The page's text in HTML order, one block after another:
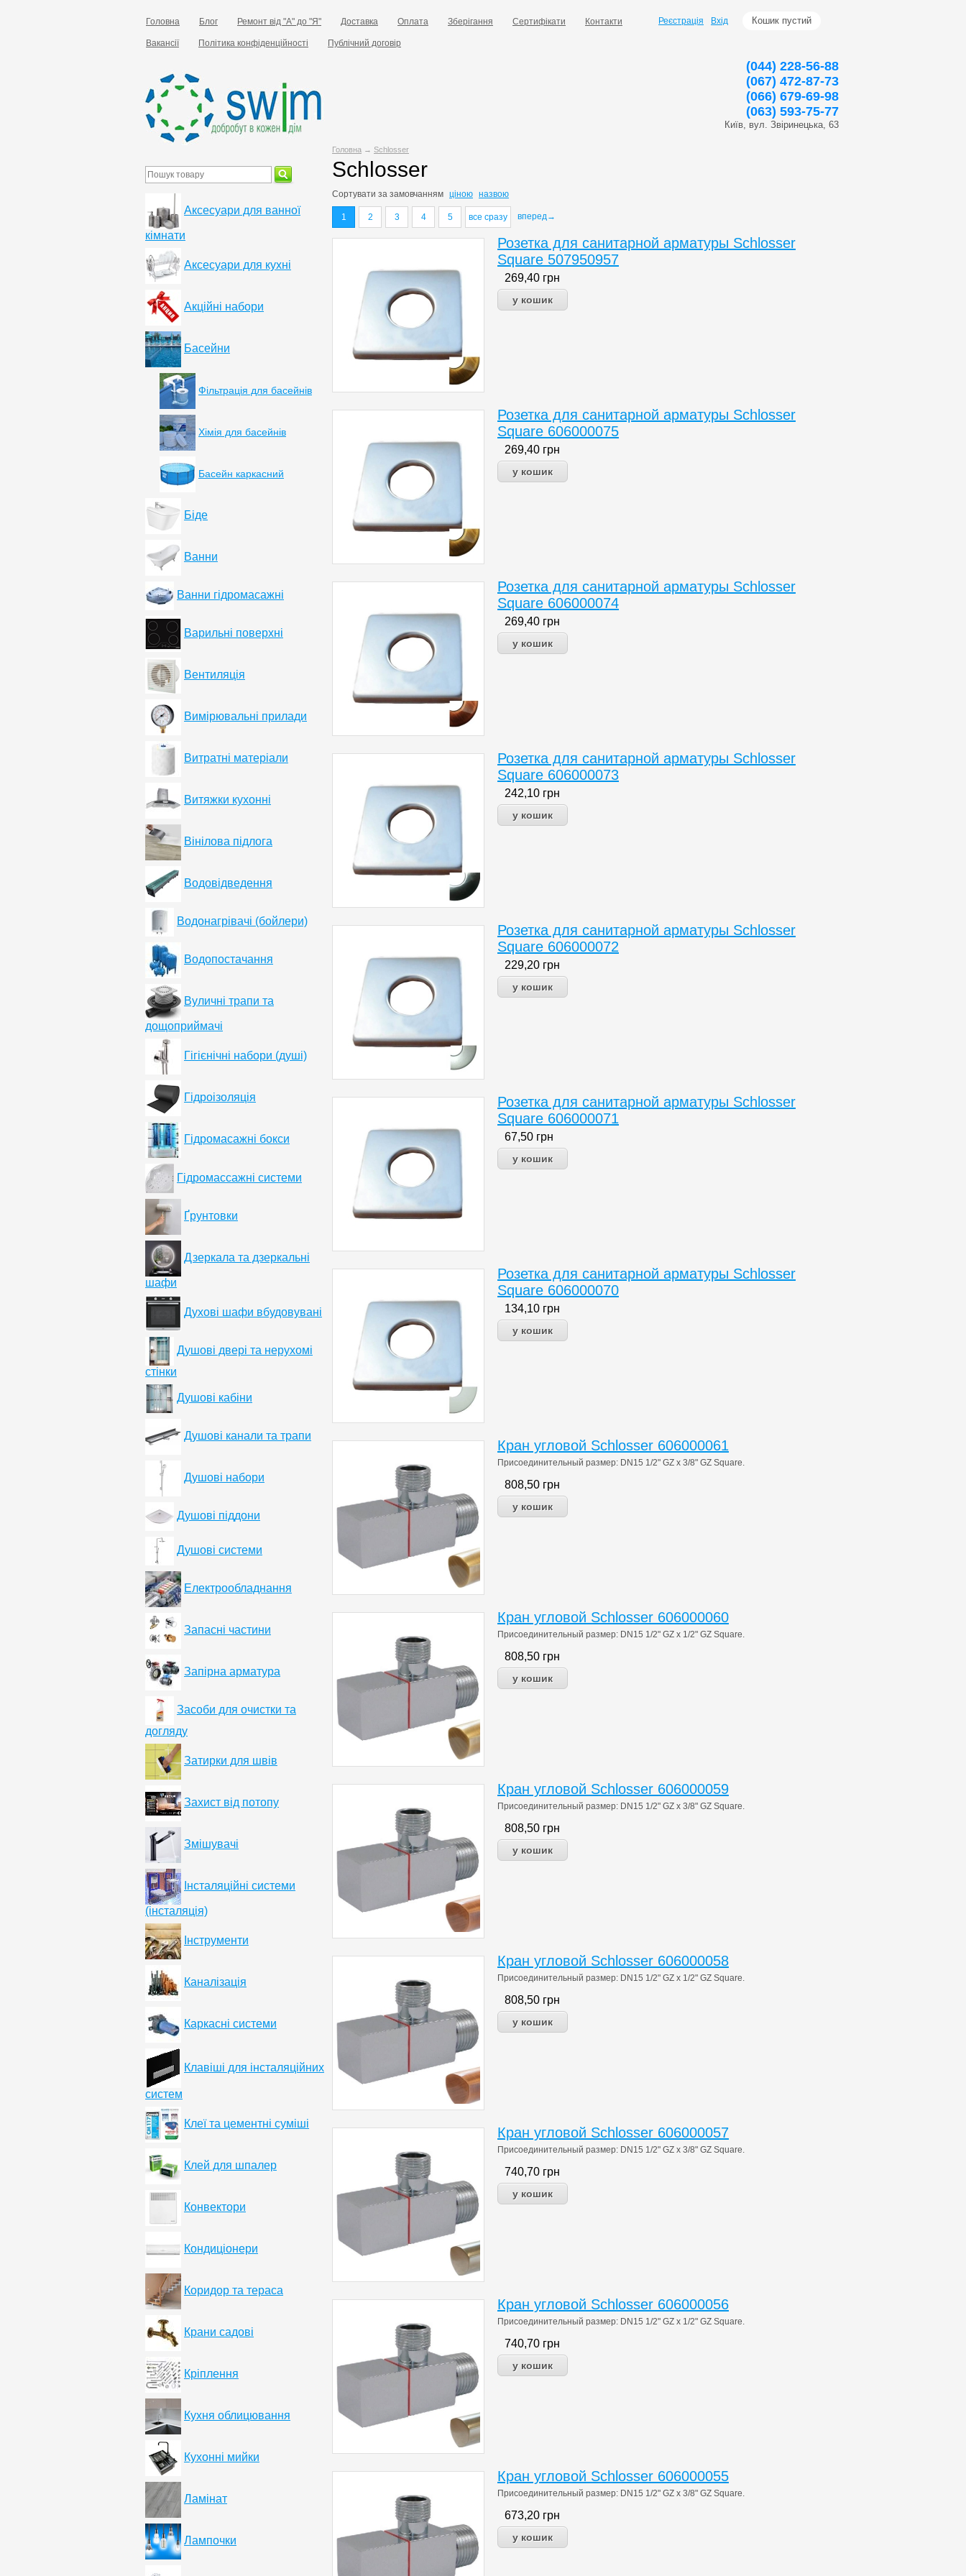
Головна Блог Ремонт від "А" до "Я" Доставка Оплата Зберігання Сертифікати Контакти
Вакансії Політика конфіденційності Публічний договір
Кошик пустий
Реєстрація Вхід
(044) 228-56-88
(067) 472-87-73
(066) 679-69-98
(063) 593-75-77
Київ, вул. Звіринецька, 63
Головна → Schlosser
Schlosser
Сортувати за замовчанням ціною назвою
1 2 3 4 5 все сразу вперед→
Розетка для санитарной арматуры Schlosser
Square 507950957
269,40 грн
Розетка для санитарной арматуры Schlosser
Square 606000075
269,40 грн
Розетка для санитарной арматуры Schlosser
Square 606000074
269,40 грн
Розетка для санитарной арматуры Schlosser
Square 606000073
242,10 грн
Розетка для санитарной арматуры Schlosser
Square 606000072
229,20 грн
Розетка для санитарной арматуры Schlosser
Square 606000071
67,50 грн
Розетка для санитарной арматуры Schlosser
Square 606000070
134,10 грн
Кран угловой Schlosser 606000061
Присоединительный размер: DN15 1/2" GZ x 3/8" GZ Square.
808,50 грн
Кран угловой Schlosser 606000060
Присоединительный размер: DN15 1/2" GZ x 1/2" GZ Square.
808,50 грн
Кран угловой Schlosser 606000059
Присоединительный размер: DN15 1/2" GZ x 3/8" GZ Square.
808,50 грн
Кран угловой Schlosser 606000058
Присоединительный размер: DN15 1/2" GZ x 1/2" GZ Square.
808,50 грн
Кран угловой Schlosser 606000057
Присоединительный размер: DN15 1/2" GZ x 3/8" GZ Square.
740,70 грн
Кран угловой Schlosser 606000056
Присоединительный размер: DN15 1/2" GZ x 1/2" GZ Square.
740,70 грн
Кран угловой Schlosser 606000055
Присоединительный размер: DN15 1/2" GZ x 3/8" GZ Square.
673,20 грн
Аксесуари для ванної
кімнати
Аксесуари для кухні
Акційні набори
Басейни
Фільтрація для басейнів
Хімія для басейнів
Басейн каркасний
Біде
Ванни
Ванни гідромасажні
Варильні поверхні
Вентиляція
Вимірювальні прилади
Витратні матеріали
Витяжки кухонні
Вінілова підлога
Водовідведення
Водонагрівачі (бойлери)
Водопостачання
Вуличні трапи та
дощоприймачі
Гігієнічні набори (душі)
Гідроізоляція
Гідромасажні бокси
Гідромассажні системи
Ґрунтовки
Дзеркала та дзеркальні
шафи
Духові шафи вбудовувані
Душові двері та нерухомі
стінки
Душові кабіни
Душові канали та трапи
Душові набори
Душові піддони
Душові системи
Електрообладнання
Запасні частини
Запірна арматура
Засоби для очистки та
догляду
Затирки для швів
Захист від потопу
Змішувачі
Інсталяційні системи
(інсталяція)
Інструменти
Каналізація
Каркасні системи
Клавіші для інсталяційних
систем
Клеї та цементні суміші
Клей для шпалер
Конвектори
Кондиціонери
Коридор та тераса
Крани садові
Кріплення
Кухня облицювання
Кухонні мийки
Ламінат
Лампочки